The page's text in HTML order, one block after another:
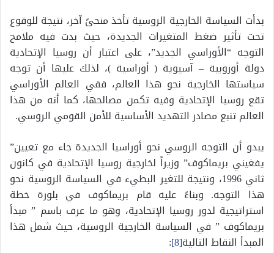
بدأت السياسة الخارجية الروسية تأخذ منحىً آخر، نتيجة للوقوع
تحت تأثير ضغط المتغيرات الجديدة، حيث بدت فيه ملامح
التوجه “الأوراسي الجديد”، على اعتبار أن روسيا الإتحادية
دولة أوروبية – آسيوية ( أوراسية )، لذلك عليها أن توجه
سياستها الخارجية نحو هذا العالم، ففي العالم الأوراسي
تقع روسيا الإتحادية وفيه تكمن مصالحها، كما أنه من هذا
العالم تنبع مصادر التهديد الأساسية للأمن القومي الروسي.
يبدو أن التوجه الروسي نحو أوراسيا الجديدة جاء مع تعيين”
يفغيني بريماكوف” وزيراً لخارجية روسيا الإتحادية في كانون
ثاني 1996، ونتيجة للتغير البطيء في السياسة الروسية نحو
هذا التوجه. وبناءً عليه قام بريماكوف في بلورة خطة
استراتيجية لدور روسيا الإتحادية، وهو ما عرف باسم ” مبدأ
بريماكوف ” في السياسة الخارجية الروسية، حيث شمل هذا
المبدأ النقاط التالية[8]
: